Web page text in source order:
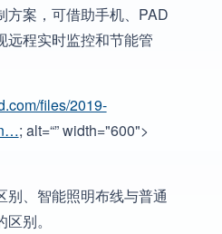
方案，可借助手机、PAD
远程实时监控和节能管
files/2019-
; alt=“” width="600">
、智能照明布线与普通
别。